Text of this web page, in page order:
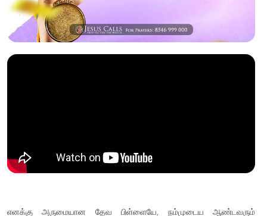
எனக்கு அருமையான தேவ பிள்ளையே, நம்முடைய ஆண்டவரும்